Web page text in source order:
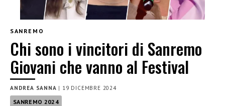
SANREMO
Chi sono i vincitori di Sanremo
Giovani che vanno al Festival
ANDREA SANNA | 19 DICEMBRE 2024
SANREMO 2024